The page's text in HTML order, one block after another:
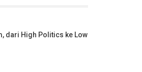
dari High Politics ke Low